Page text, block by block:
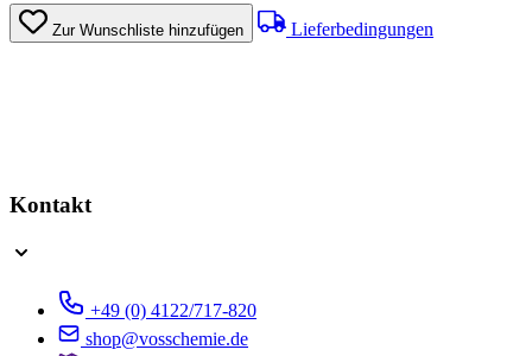
Zur Wunschliste hinzufügen Lieferbedingungen
Kontakt
+49 (0) 4122/717-820
shop@vosschemie.de